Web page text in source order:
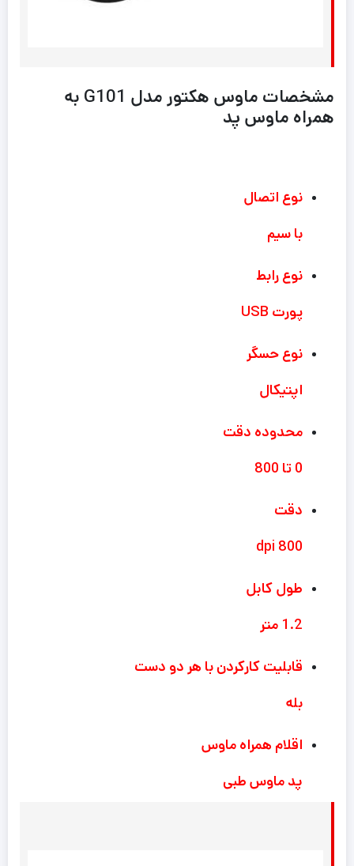
مشخصات ماوس هکتور مدل G101 به
همراه ماوس پد
نوع اتصال
با سیم
نوع رابط
پورت USB
نوع حسگر
اپتیکال
محدوده دقت
0 تا 800
دقت
800 dpi
طول کابل
1.2 متر
قابلیت کارکردن با هر دو دست
بله
اقلام همراه ماوس
پد ماوس طبی